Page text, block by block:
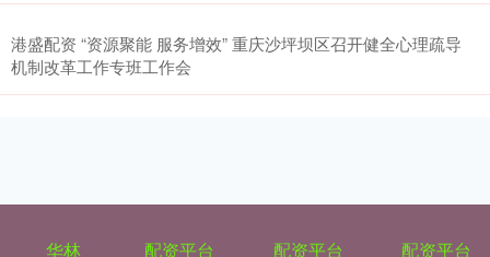
港盛配资 “资源聚能 服务增效” 重庆沙坪坝区召开健全心理疏导
机制改革工作专班工作会
华林
配资平台
配资平台
配资平台